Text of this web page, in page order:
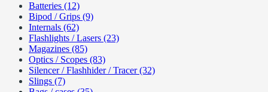
Batteries (12)
Bipod / Grips (9)
Internals (62)
Flashlights / Lasers (23)
Magazines (85)
Optics / Scopes (83)
Silencer / Flashhider / Tracer (32)
Slings (7)